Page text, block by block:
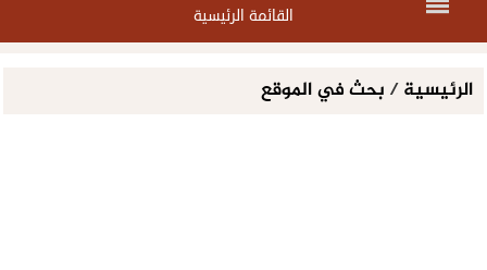
القائمة الرئيسية
الرئيسية/ بحث في الموقع